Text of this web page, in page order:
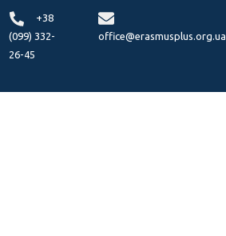
+38
(099) 332-
26-45
office@erasmusplus.org.ua